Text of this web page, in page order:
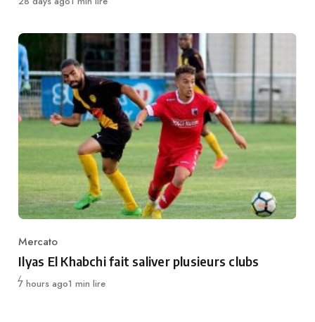
Category
Mercato
Ilyas El Khabchi fait saliver plusieurs clubs
Publié
7 hours ago1 min lire